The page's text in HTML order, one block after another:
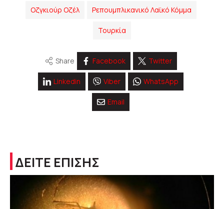
Οζγκιούρ Οζέλ Ρεπουμπλικανικό Λαϊκό Κόμμα
Τουρκία
Share Facebook Twitter
Linkedin Viber WhatsApp
Email
ΔΕΙΤΕ ΕΠΙΣΗΣ